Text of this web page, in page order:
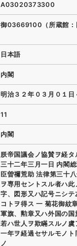
A03020373300
御03669100（所蔵館：
日本語
内閣
明治３２年０３月０１
11
内閣
朕帝国議会ノ協賛ヲ経
三十二年三月一日 内閣
臣曽禰荒助 法律第三十
ヲ専用セントスル者ハ
字、図形又ハ記号ニシ
コトヲ得ス 一 菊花御紋
軍旗、勲章又ハ外国の
若ハ世人ヲ欺瞞スルノ
一年ヲ経過セサルモノ
ノ